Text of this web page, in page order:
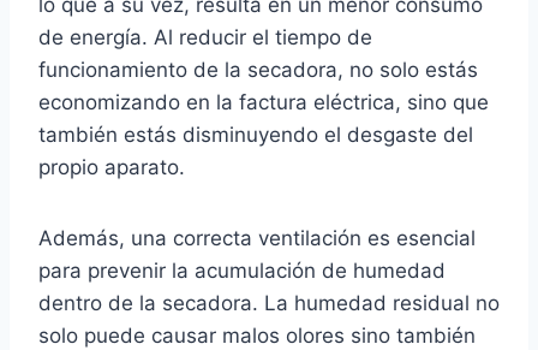
lo que a su vez, resulta en un menor consumo
de energía. Al reducir el tiempo de
funcionamiento de la secadora, no solo estás
economizando en la factura eléctrica, sino que
también estás disminuyendo el desgaste del
propio aparato.
Además, una correcta ventilación es esencial
para prevenir la acumulación de humedad
dentro de la secadora. La humedad residual no
solo puede causar malos olores sino también